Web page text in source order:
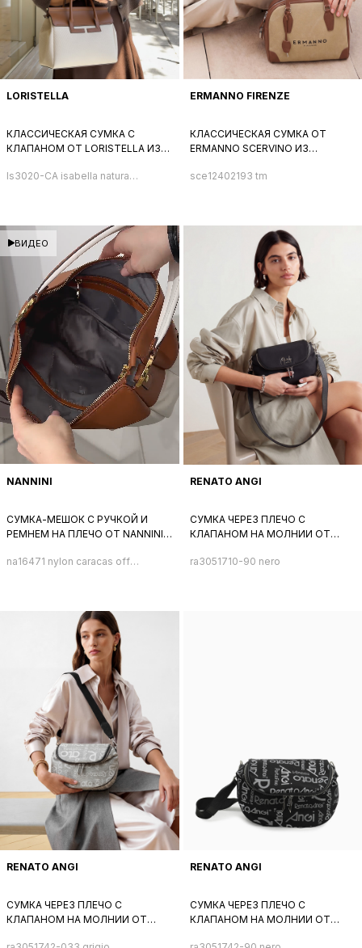
LORISTELLA
КЛАССИЧЕСКАЯ СУМКА С
КЛАПАНОМ ОТ LORISTELLA ИЗ
НАТУРАЛЬНОЙ КОЖИ
ls3020-CA isabella naturale
ERMANNO FIRENZE
КЛАССИЧЕСКАЯ СУМКА ОТ
ERMANNO SCERVINO ИЗ
КОЖИ КОРИЧНЕВОГО ОТТЕНКА
sce12402193 tm
ВИДЕО
NANNINI
СУМКА-МЕШОК С РУЧКОЙ И
РЕМНЕМ НА ПЛЕЧО ОТ NANNINI
ЦВЕТА
na16471 nylon caracas off-
RENATO ANGI
СУМКА ЧЕРЕЗ ПЛЕЧО С
КЛАПАНОМ НА МОЛНИИ ОТ
ЧЕРНОГО ЦВЕТА С
ra3051710-90 nero
RENATO ANGI
СУМКА ЧЕРЕЗ ПЛЕЧО С
КЛАПАНОМ НА МОЛНИИ ОТ
RENATO ANGI
СУМКА ЧЕРЕЗ ПЛЕЧО С
КЛАПАНОМ НА МОЛНИИ ОТ